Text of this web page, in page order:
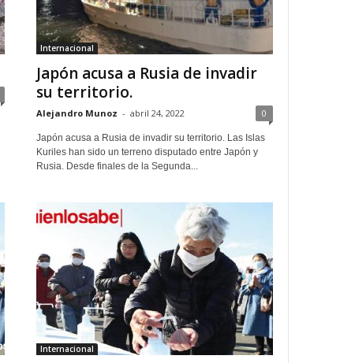
Internacional
Japón acusa a Rusia de invadir
su territorio.
Alejandro Munoz - abril 24, 2022 0
Japón acusa a Rusia de invadir su territorio. Las Islas
Kuriles han sido un terreno disputado entre Japón y
Rusia. Desde finales de la Segunda...
Internacional